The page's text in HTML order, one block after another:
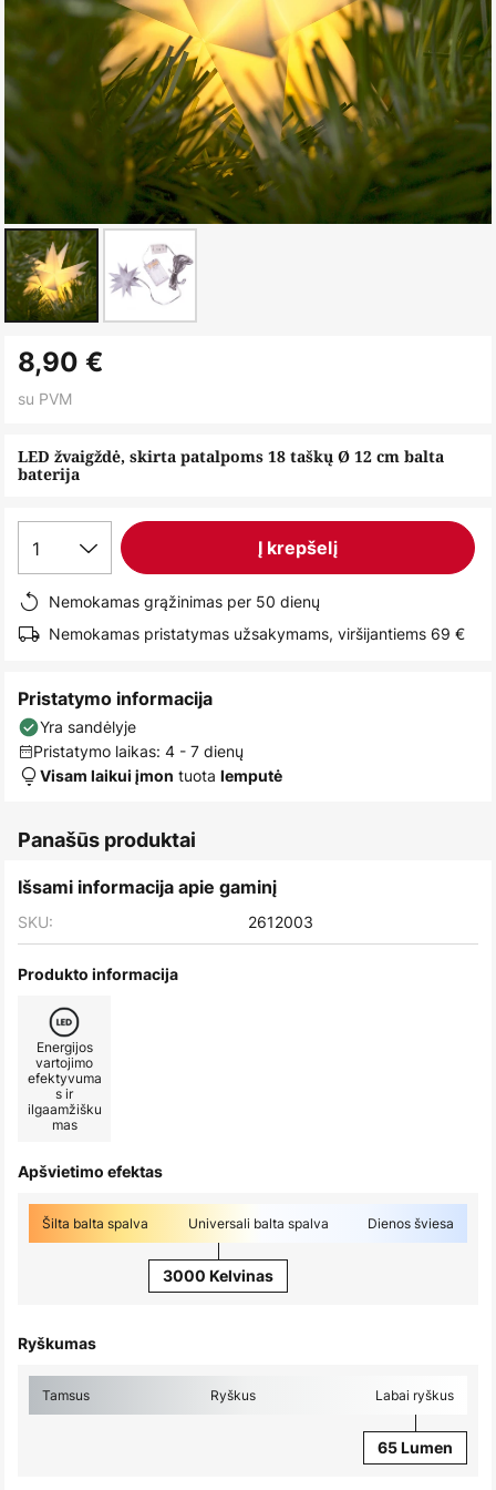
to
the
of
the
LED žvaigždė, skirta patalpoms 18 taškų Ø 12 cm balta
baterija
8,90 €
su PVM
1 Į krepšelį
Nemokamas grąžinimas per 50 dienų
Nemokamas pristatymas užsakymams, viršijantiems 69 €
Pristatymo informacija
Yra sandėlyje
Pristatymo laikas: 4 - 7 dienų
Visam laikui įmon tuota lemputė
Panašūs produktai
Išsami informacija apie gaminį
SKU: 2612003
Produkto informacija
Energijos
vartojimo
efektyvuma
s ir
ilgaamžišku
mas
Apšvietimo efektas
Šilta balta spalva Universali balta spalva Dienos šviesa
3000 Kelvinas
Ryškumas
Tamsus Ryškus Labai ryškus
65 Lumen